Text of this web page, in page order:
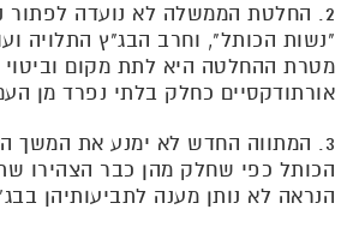
2. החלטת הממשלה לא נועדה לפתור
"נשות הכותל", וחרב הבג"ץ התלויה
מטרת ההחלטה היא לתת מקום וביטוי
אורתודקסיים כחלק בלתי נפרד מן
3. המתווה החדש לא ימנע את המשך
הכותל כפי שחלק מהן כבר הצהירו
הנראה לא נותן מענה לתביעותיהן